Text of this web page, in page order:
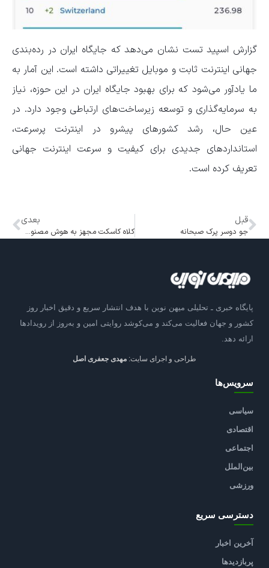
گزارش اسپید تست نشان می‌دهد که جایگاه ایران در رده‌بندی
جهانی اینترنت ثابت و موبایل تغییراتی داشته است. این آمار به
ما یادآور می‌شود که برای بهبود جایگاه ایران در این حوزه، نیاز
به سرمایه‌گذاری و توسعه زیرساخت‌های ارتباطی وجود دارد. در
عین حال، رشد کشورهای پیشرو در اینترنت پرسرعت،
استانداردهای جدیدی برای کیفیت و سرعت اینترنت جهانی
تعریف کرده است.
قبل
جو دو‌سر پرک صبحانه
بعدی
کلاه کاسکت مجهز به هوش مصنوعی؛ نسل جدید ایمنی و تکنولوژی برای موتورسواران
پایگاه خبری ـ تحلیلی میهن نوین با هدف انتشار سریع و دقیق اخبار روز
کشور و جهان فعالیت می‌کند و می‌کوشد روایتی امین و به‌روز از رویدادها
ارائه دهد.
طراحی و اجرای سایت: مهدی جعفری اصل
سرویس‌ها
سیاسی
اقتصادی
اجتماعی
بین‌الملل
ورزشی
دسترسی سریع
آخرین اخبار
پربازدیدها